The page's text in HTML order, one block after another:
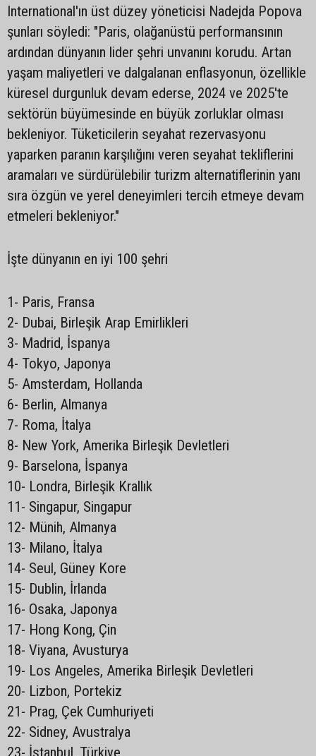
International'ın üst düzey yöneticisi Nadejda Popova
şunları söyledi: "Paris, olağanüstü performansının
ardından dünyanın lider şehri unvanını korudu. Artan
yaşam maliyetleri ve dalgalanan enflasyonun, özellikle
küresel durgunluk devam ederse, 2024 ve 2025'te
sektörün büyümesinde en büyük zorluklar olması
bekleniyor. Tüketicilerin seyahat rezervasyonu
yaparken paranın karşılığını veren seyahat tekliflerini
aramaları ve sürdürülebilir turizm alternatiflerinin yanı
sıra özgün ve yerel deneyimleri tercih etmeye devam
etmeleri bekleniyor."
İşte dünyanın en iyi 100 şehri
1- Paris, Fransa
2- Dubai, Birleşik Arap Emirlikleri
3- Madrid, İspanya
4- Tokyo, Japonya
5- Amsterdam, Hollanda
6- Berlin, Almanya
7- Roma, İtalya
8- New York, Amerika Birleşik Devletleri
9- Barselona, İspanya
10- Londra, Birleşik Krallık
11- Singapur, Singapur
12- Münih, Almanya
13- Milano, İtalya
14- Seul, Güney Kore
15- Dublin, İrlanda
16- Osaka, Japonya
17- Hong Kong, Çin
18- Viyana, Avusturya
19- Los Angeles, Amerika Birleşik Devletleri
20- Lizbon, Portekiz
21- Prag, Çek Cumhuriyeti
22- Sidney, Avustralya
23- İstanbul, Türkiye